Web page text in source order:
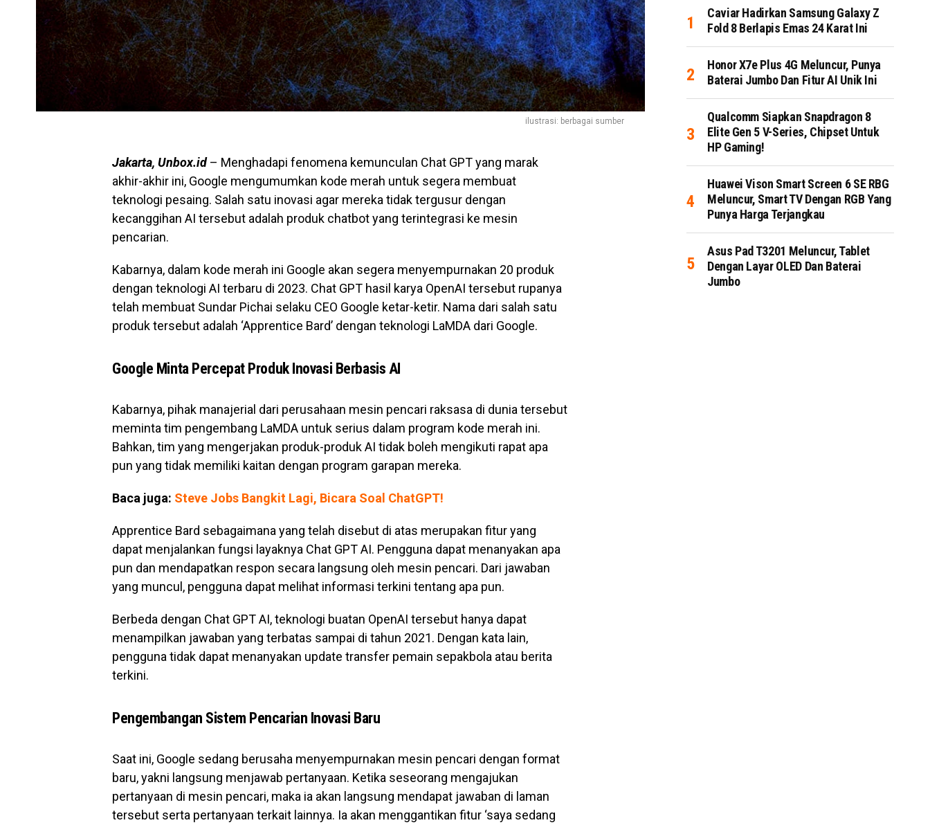
ilustrasi: berbagai sumber
Jakarta, Unbox.id– Menghadapi fenomena kemunculan Chat GPT yang marak
akhir-akhir ini, Google mengumumkan kode merah untuk segera membuat
teknologi pesaing. Salah satu inovasi agar mereka tidak tergusur dengan
kecanggihan AI tersebut adalah produk chatbot yang terintegrasi ke mesin
pencarian.
Kabarnya, dalam kode merah ini Google akan segera menyempurnakan 20 produk
dengan teknologi AI terbaru di 2023. Chat GPT hasil karya OpenAI tersebut rupanya
telah membuat Sundar Pichai selaku CEO Google ketar-ketir. Nama dari salah satu
produk tersebut adalah ‘Apprentice Bard’ dengan teknologi LaMDA dari Google.
Google Minta Percepat Produk Inovasi Berbasis AI
Kabarnya, pihak manajerial dari perusahaan mesin pencari raksasa di dunia tersebut
meminta tim pengembang LaMDA untuk serius dalam program kode merah ini.
Bahkan, tim yang mengerjakan produk-produk AI tidak boleh mengikuti rapat apa
pun yang tidak memiliki kaitan dengan program garapan mereka.
Baca juga: Steve Jobs Bangkit Lagi, Bicara Soal ChatGPT!
Apprentice Bard sebagaimana yang telah disebut di atas merupakan fitur yang
dapat menjalankan fungsi layaknya Chat GPT AI. Pengguna dapat menanyakan apa
pun dan mendapatkan respon secara langsung oleh mesin pencari. Dari jawaban
yang muncul, pengguna dapat melihat informasi terkini tentang apa pun.
Berbeda dengan Chat GPT AI, teknologi buatan OpenAI tersebut hanya dapat
menampilkan jawaban yang terbatas sampai di tahun 2021. Dengan kata lain,
pengguna tidak dapat menanyakan update transfer pemain sepakbola atau berita
terkini.
Pengembangan Sistem Pencarian Inovasi Baru
Saat ini, Google sedang berusaha menyempurnakan mesin pencari dengan format
baru, yakni langsung menjawab pertanyaan. Ketika seseorang mengajukan
pertanyaan di mesin pencari, maka ia akan langsung mendapat jawaban di laman
tersebut serta pertanyaan terkait lainnya. Ia akan menggantikan fitur ‘saya sedang
Caviar Hadirkan Samsung Galaxy Z
Fold 8 Berlapis Emas 24 Karat Ini
Honor X7e Plus 4G Meluncur, Punya
Baterai Jumbo Dan Fitur AI Unik Ini
Qualcomm Siapkan Snapdragon 8
Elite Gen 5 V-Series, Chipset Untuk
HP Gaming!
Huawei Vison Smart Screen 6 SE RBG
Meluncur, Smart TV Dengan RGB Yang
Punya Harga Terjangkau
Asus Pad T3201 Meluncur, Tablet
Dengan Layar OLED Dan Baterai
Jumbo